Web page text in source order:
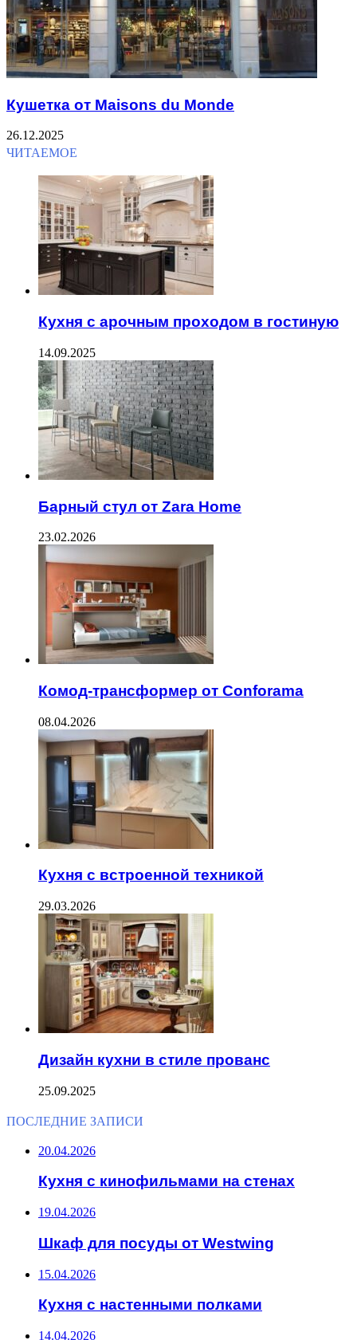
Кушетка от Maisons du Monde
26.12.2025
ЧИТАЕМОЕ
Кухня с арочным проходом в гостиную
14.09.2025
Барный стул от Zara Home
23.02.2026
Комод-трансформер от Conforama
08.04.2026
Кухня с встроенной техникой
29.03.2026
Дизайн кухни в стиле прованс
25.09.2025
ПОСЛЕДНИЕ ЗАПИСИ
20.04.2026
Кухня с кинофильмами на стенах
19.04.2026
Шкаф для посуды от Westwing
15.04.2026
Кухня с настенными полками
14.04.2026